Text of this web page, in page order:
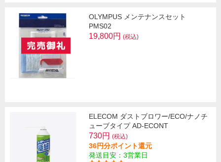
OLYMPUS メンテナンスセット
PMS02
19,800円 (税込)
ELECOM ダストブロワー/ECO/ナノチ
ューブタイプ AD-ECONT
730円 (税込)
36円分ポイント還元
発送目安：3営業日